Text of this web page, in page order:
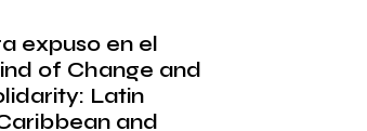
expuso en el
of Change and
Latin
and